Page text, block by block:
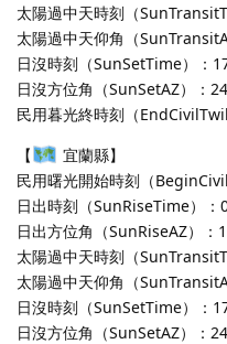
太陽過中天時刻（
太陽過中天仰角（
日沒時刻（SunSetTime）：
日沒方位角（SunSetAZ）：
民用暮光終時刻（
【
宜蘭縣】
民用曙光開始時刻（
日出時刻（SunRiseTime）：
日出方位角（SunRiseAZ）：
太陽過中天時刻（
太陽過中天仰角（
日沒時刻（SunSetTime）：
日沒方位角（SunSetAZ）：